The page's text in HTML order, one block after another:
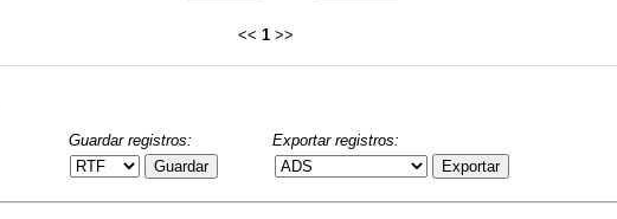
<< 1 >>
Guardar registros:
Guardar
Exportar registros:
Exportar